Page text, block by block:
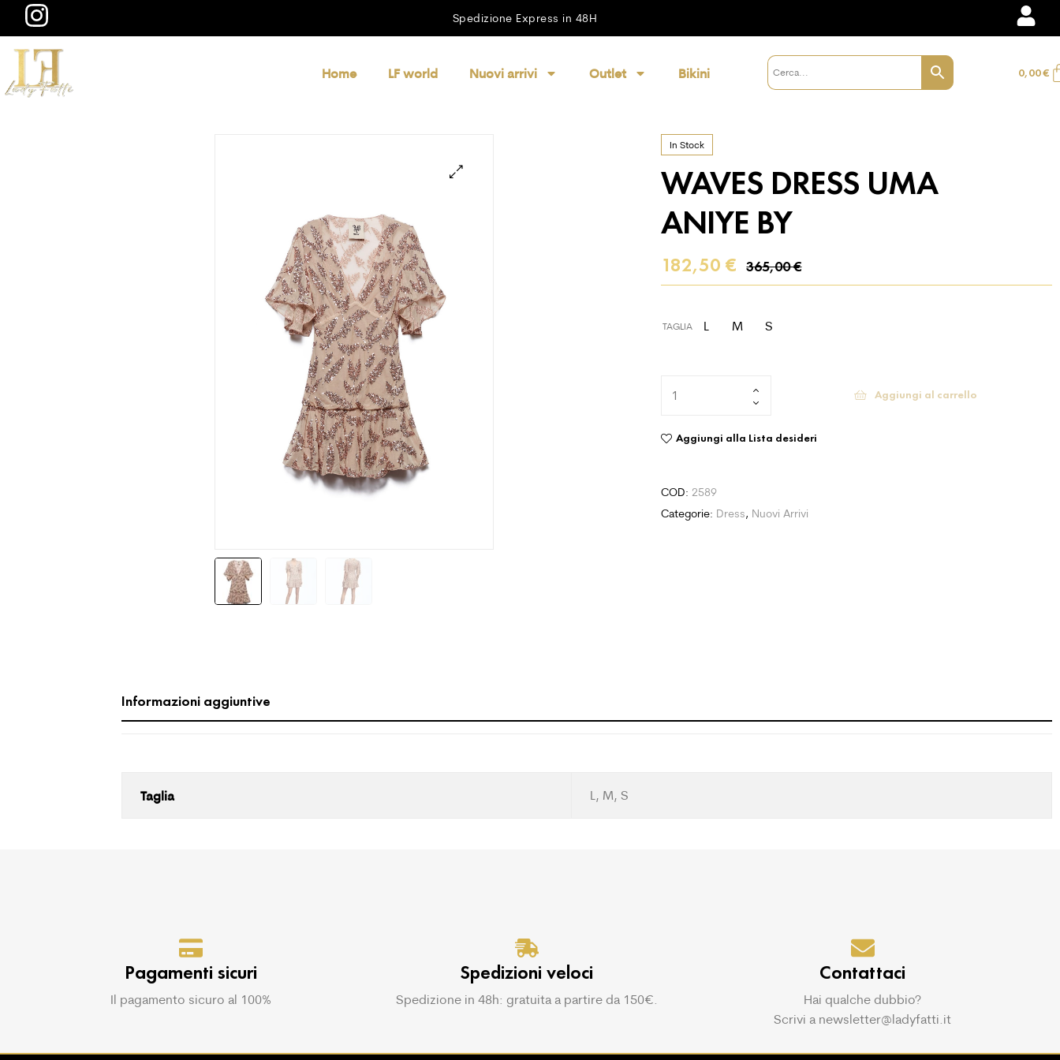
Spedizione Express in 48H
Home LF world Nuovi arrivi Outlet Bikini 0,00€
In Stock
WAVES DRESS UMA
ANIYE BY
365,00€
182,50€
TAGLIA L M S
Aggiungi al carrello
Aggiungi alla Lista desideri
COD: 2589
Categorie: Dress, Nuovi Arrivi
Informazioni aggiuntive
Taglia L, M, S
Pagamenti sicuri
Il pagamento sicuro al 100%
Spedizioni veloci
Spedizione in 48h: gratuita a partire da 150€.
Contattaci
Hai qualche dubbio?
Scrivi a newsletter@ladyfatti.it